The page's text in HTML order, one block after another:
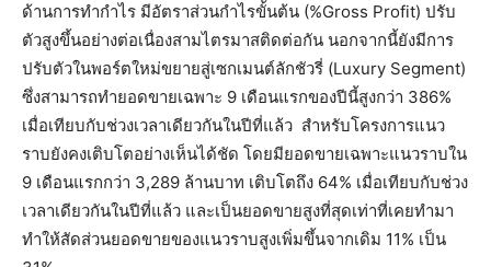
ด้านการทำกำไร มีอัตราส่วนกำไรขั้นต้น (%Gross Profit) ปรับ
ตัวสูงขึ้นอย่างต่อเนื่องสามไตรมาสติดต่อกัน นอกจากนี้ยังมีการ
ปรับตัวในพอร์ตใหม่ขยายสู่เซกเมนต์ลักชัวรี่ (Luxury Segment)
ซึ่งสามารถทำยอดขายเฉพาะ 9 เดือนแรกของปีนี้สูงกว่า 386%
เมื่อเทียบกับช่วงเวลาเดียวกันในปีที่แล้ว สำหรับโครงการแนว
ราบยังคงเติบโตอย่างเห็นได้ชัด โดยมียอดขายเฉพาะแนวราบใน
9 เดือนแรกกว่า 3,289 ล้านบาท เติบโตถึง 64% เมื่อเทียบกับช่วง
เวลาเดียวกันในปีที่แล้ว และเป็นยอดขายสูงที่สุดเท่าที่เคยทำมา
ทำให้สัดส่วนยอดขายของแนวราบสูงเพิ่มขึ้นจากเดิม 11% เป็น